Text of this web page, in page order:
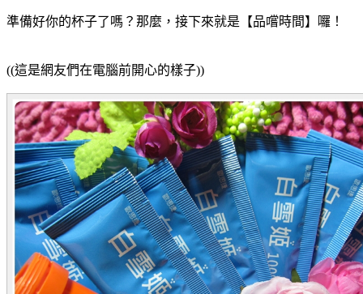
準備好你的杯子了嗎？那麼，接下來就是【品嚐時間】囉！
((這是網友們在電腦前開心的樣子))